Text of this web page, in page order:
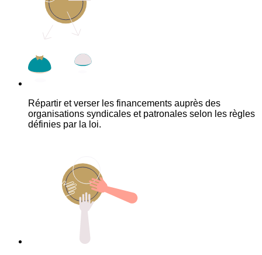
Répartir et verser les financements auprès des
organisations syndicales et patronales selon les règles
définies par la loi.